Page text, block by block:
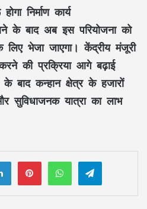
निर्माण कार्य
के बाद अब इस परियोजना को
भेजा जाएगा। केंद्रीय मंजूरी
की प्रक्रिया आगे बढ़ाई
के बाद कन्हान क्षेत्र के हजारों
सुविधाजनक यात्रा का लाभ
LinkedInPinterestWhatsAppTelegram